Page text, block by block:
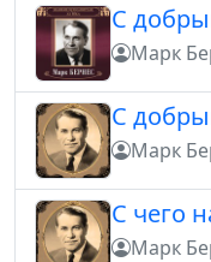
С
Марк
С
Марк
С чего
Марк